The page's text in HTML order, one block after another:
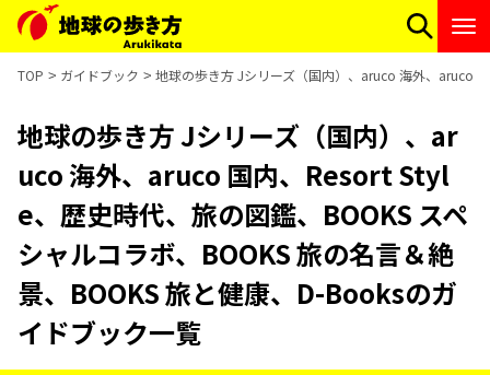
TOP ガイドブック 地球の歩き方 Jシリーズ（国内）、aruco 海外、aruco
地球の歩き方 Jシリーズ（国内）、ar
uco 海外、aruco 国内、Resort Styl
e、歴史時代、旅の図鑑、BOOKS スペ
シャルコラボ、BOOKS 旅の名言＆絶
景、BOOKS 旅と健康、D-Booksのガ
イドブック一覧